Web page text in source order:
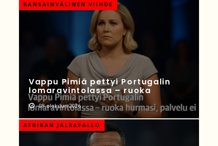
KANSAINVÄLINEN VIIHDE
Vappu Pimiä pettyi Portugalin
lomaravintolassa – ruoka
08 elokuun 2026
AFRIKAN JALKAPALLO